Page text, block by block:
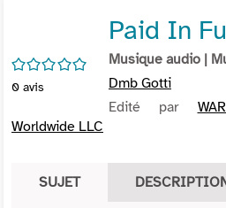
/5
0 avis
Paid In
Musique audio |
Dmb Gotti
Edité par
Worldwide LLC
SUJET